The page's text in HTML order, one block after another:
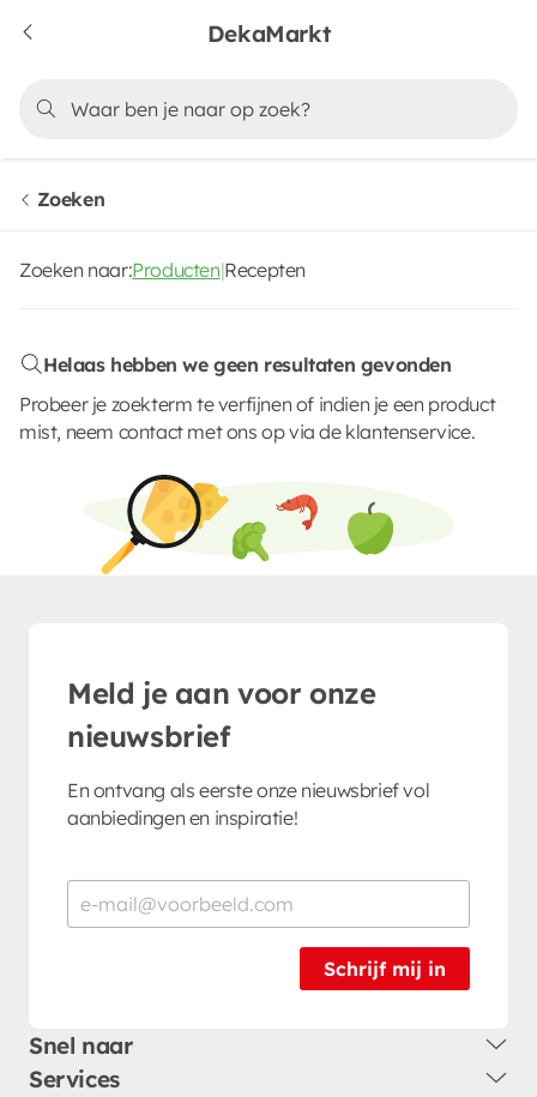
DekaMarkt
Zoeken
Zoeken naar:Producten|Recepten
Helaas hebben we geen resultaten gevonden
Probeer je zoekterm te verfijnen of indien je een product
mist, neem contact met ons op via de klantenservice.
Meld je aan voor onze
nieuwsbrief
En ontvang als eerste onze nieuwsbrief vol
aanbiedingen en inspiratie!
Schrijf mij in
Snel naar
Services